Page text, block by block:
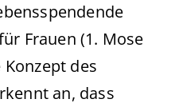
Frauen (1. Mose
des
an, dass